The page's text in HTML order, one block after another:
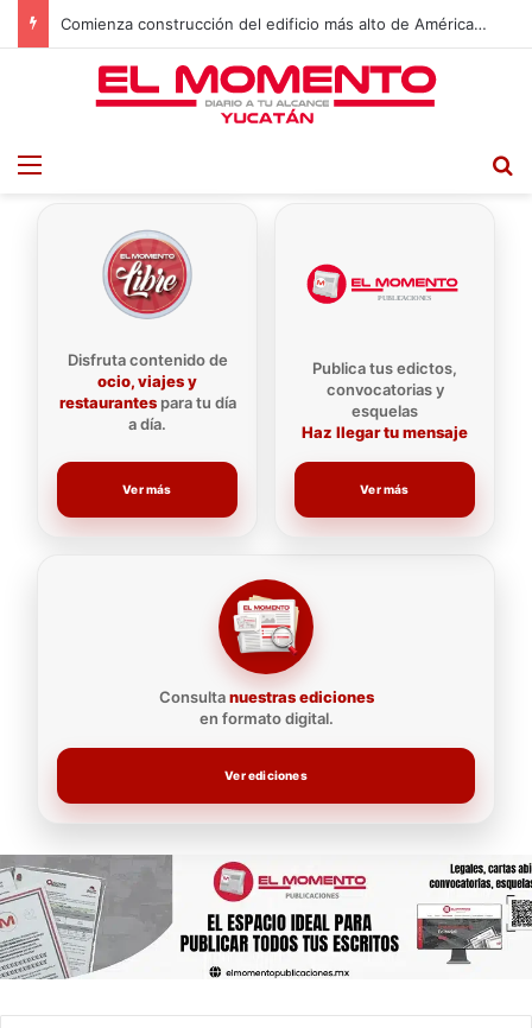
Reviven declaraciones de Vivian de la Torre tras nuevos avances en el caso Valeria Márquez
Menu
Disfruta contenido de
ocio, viajes y
restaurantespara tu día
a día.
Ver más
Consultanuestras ediciones
en formato digital.
Ver ediciones
Publica tus edictos,
convocatorias y
esquelas
Haz llegar tu mensaje
Ver más